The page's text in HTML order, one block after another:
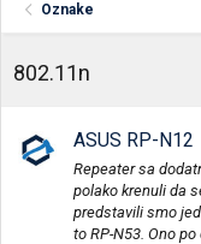
Oznake
802.11n
ASUS RP-N12
Repeater sa
polako krenuli da
predstavili smo
to RP-N53. Ono